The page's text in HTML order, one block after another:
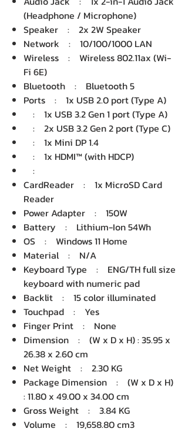
(Headphone / Microphone)
Speaker : 2x 2W Speaker
Network : 10/100/1000 LAN
Wireless : Wireless 802.11ax (Wi-
Fi 6E)
Bluetooth : Bluetooth 5
Ports : 1x USB 2.0 port (Type A)
: 1x USB 3.2 Gen 1 port (Type A)
: 2x USB 3.2 Gen 2 port (Type C)
: 1x Mini DP 1.4
: 1x HDMI™ (with HDCP)
:
CardReader : 1x MicroSD Card
Reader
Power Adapter : 150W
Battery : Lithium-Ion 54Wh
OS : Windows 11 Home
Material : N/A
Keyboard Type : ENG/TH full size
keyboard with numeric pad
Backlit : 15 color illuminated
Touchpad : Yes
Finger Print : None
Dimension : (W x D x H) : 35.95 x
26.38 x 2.60 cm
Net Weight : 2.30 KG
Package Dimension : (W x D x H)
: 11.80 x 49.00 x 34.00 cm
Gross Weight : 3.84 KG
Volume : 19,658.80 cm3